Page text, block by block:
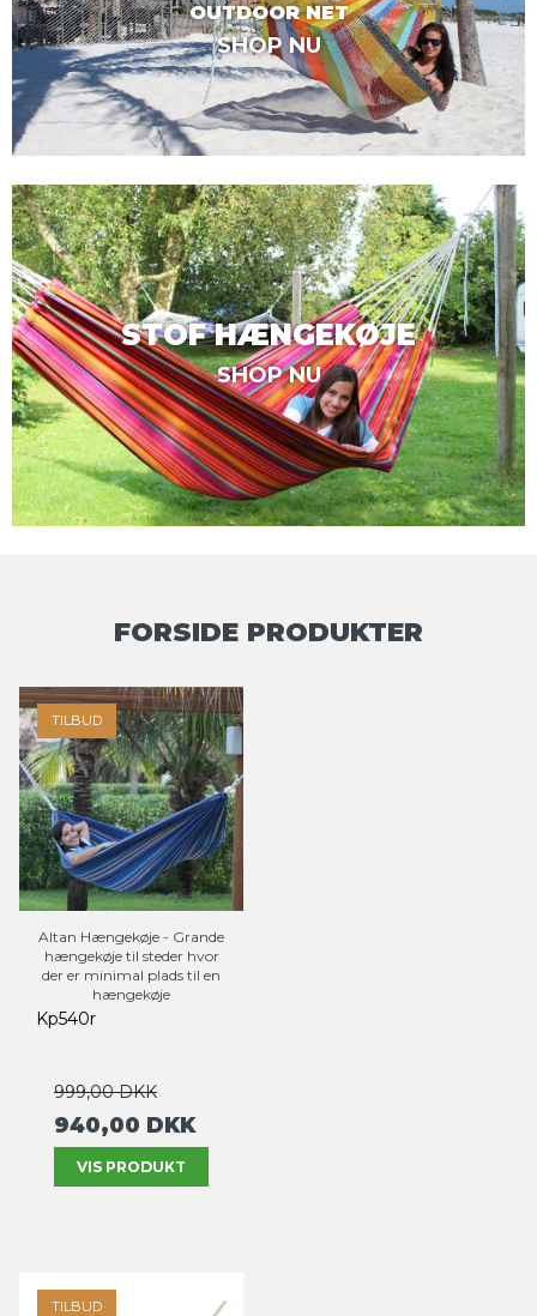
OUTDOOR NET
SHOP NU
STOF HÆNGEKØJE
SHOP NU
FORSIDE PRODUKTER
TILBUD
Altan Hængekøje - Grande
hængekøje til steder hvor
der er minimal plads til en
hængekøje
Kp540r
999,00 DKK
940,00 DKK
VIS PRODUKT
TILBUD